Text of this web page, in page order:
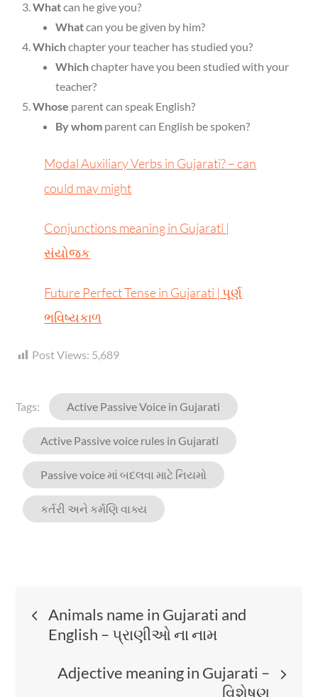
Whatcan he give you?
Whatcan you be given by him?
Whichchapter your teacher has studied you?
Whichchapter have you been studied with your
teacher?
Whose parent can speak English?
By whom parent can English be spoken?
Modal Auxiliary Verbs in Gujarati? – can
could may might
Conjunctions meaning in Gujarati |
સંયોજક
Future Perfect Tense in Gujarati | પૂર્ણ
ભવિષ્યકાળ
Post Views: 5,689
Tags: Active Passive Voice in Gujarati
Active Passive voice rules in Gujarati
Passive voice માં બદલવા માટે નિયમો
કર્તરી અને કર્મણિ વાક્ય
Post
navigation
Animals name in Gujarati and
English – પ્રાણીઓ ના નામ
Adjective meaning in Gujarati –
વિશેષણ